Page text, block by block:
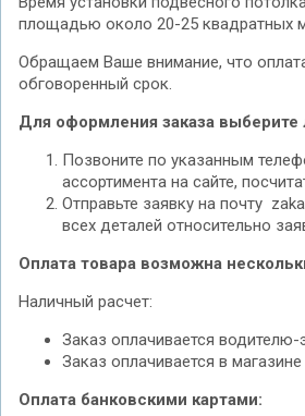
площадью около 20-25 квадратных
Обращаем Ваше внимание, что
обговоренный срок.
Для оформления заказа
Позвоните по указанным
ассортимента на сайте,
Отправьте заявку на почту
всех деталей относительно
Оплата товара возможна
Наличный расчет:
Заказ оплачивается
Заказ оплачивается в
Оплата банковскими картами: